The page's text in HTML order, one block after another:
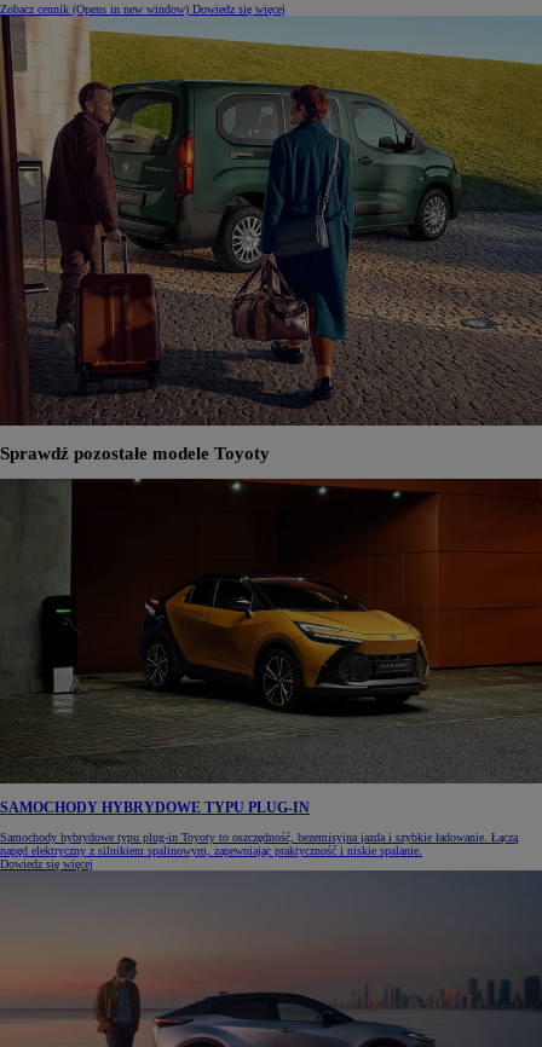
Zobacz cennik (Opens in new window) Dowiedz się więcej
Sprawdź pozostałe modele Toyoty
SAMOCHODY HYBRYDOWE TYPU PLUG-IN
Samochody hybrydowe typu plug-in Toyoty to oszczędność, bezemisyjna jazda i szybkie ładowanie. Łączą
napęd elektryczny z silnikiem spalinowym, zapewniając praktyczność i niskie spalanie.
Dowiedz się więcej